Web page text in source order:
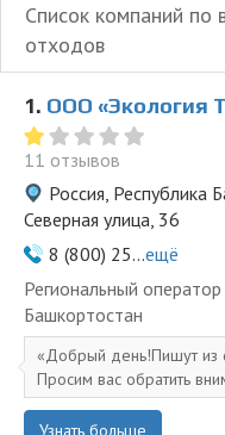
Список компаний по
отходов
1. ООО «Экология
11 отзывов
Россия, Республика
Северная улица, 36
8 (800) 25...ещё
Региональный
Башкортостан
Добрый день!Пишут из
Просим вас обратить
Узнать больше